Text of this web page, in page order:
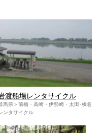
渡船場レンタサイクル
馬県
前橋・高崎・伊勢崎・太田･榛名
ンタサイクル